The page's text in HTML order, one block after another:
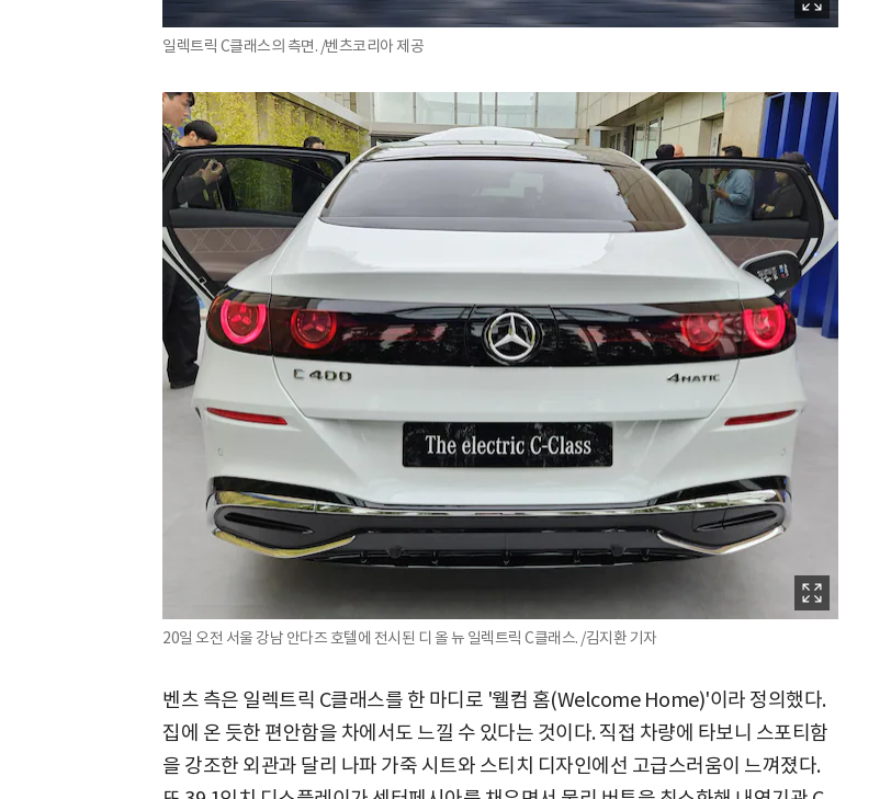
일렉트릭 C클래스의 측면. /벤츠코리아 제공
20일 오전 서울 강남 안다즈 호텔에 전시된 디 올 뉴 일렉트릭 C클래스. /김지환 기자
벤츠 측은 일렉트릭 C클래스를 한 마디로 '웰컴 홈(Welcome Home)'이라 정의했다.
집에 온 듯한 편안함을 차에서도 느낄 수 있다는 것이다. 직접 차량에 타보니 스포티함
을 강조한 외관과 달리 나파 가죽 시트와 스티치 디자인에선 고급스러움이 느껴졌다.